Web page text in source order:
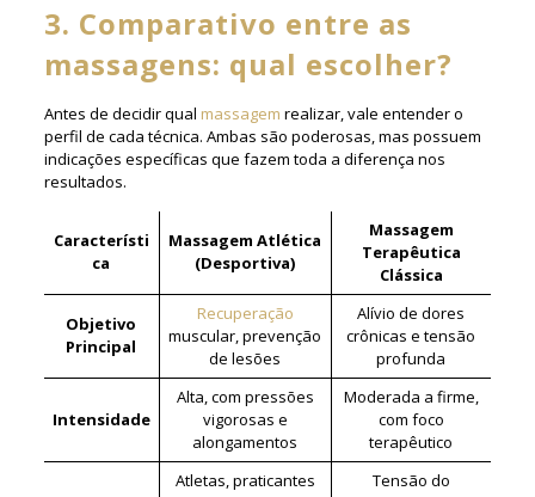
3. Comparativo entre as
massagens: qual escolher?
Antes de decidir qual massagem realizar, vale entender o
perfil de cada técnica. Ambas são poderosas, mas possuem
indicações específicas que fazem toda a diferença nos
resultados.
Característi
ca
Massagem Atlética
(Desportiva)
Massagem
Terapêutica
Clássica
Objetivo
Principal
Recuperação
muscular, prevenção
de lesões
Alívio de dores
crônicas e tensão
profunda
Intensidade
Alta, com pressões
vigorosas e
alongamentos
Moderada a firme,
com foco
terapêutico
Atletas, praticantes
Tensão do